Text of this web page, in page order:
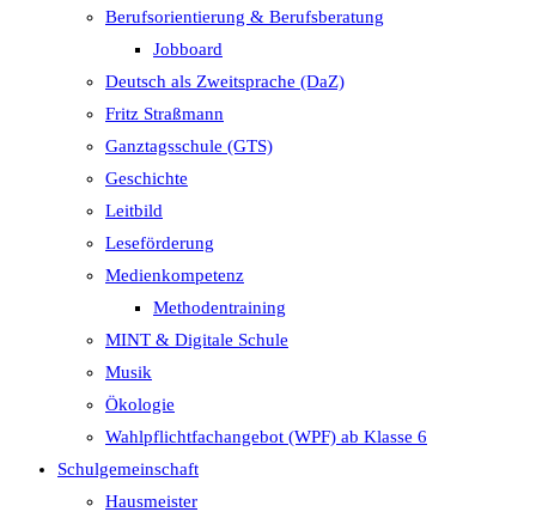
Berufsorientierung & Berufsberatung
Jobboard
Deutsch als Zweitsprache (DaZ)
Fritz Straßmann
Ganztagsschule (GTS)
Geschichte
Leitbild
Leseförderung
Medienkompetenz
Methodentraining
MINT & Digitale Schule
Musik
Ökologie
Wahlpflichtfachangebot (WPF) ab Klasse 6
Schulgemeinschaft
Hausmeister